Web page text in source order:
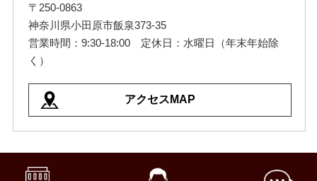
〒250-0863
神奈川県小田原市飯泉373-35
営業時間：9:30-18:00 定休日：水曜日（年末年始除
く）
アクセスMAP